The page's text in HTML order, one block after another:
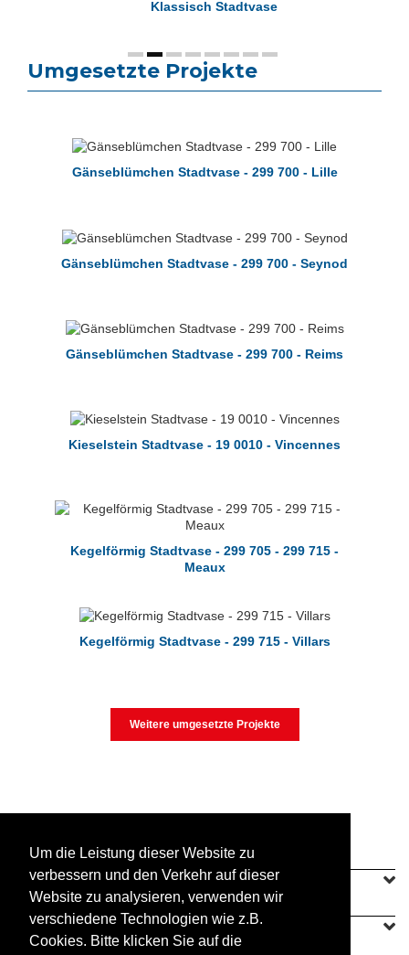
Um die Leistung dieser Website zu
verbessern und den Verkehr auf dieser
Website zu analysieren, verwenden wir
verschiedene Technologien wie z.B.
Cookies. Bitte klicken Sie auf die
Klassisch Stadtvase
Umgesetzte Projekte
Gänseblümchen Stadtvase - 299 700 - Lille
Gänseblümchen Stadtvase - 299 700 - Seynod
Gänseblümchen Stadtvase - 299 700 - Reims
Kieselstein Stadtvase - 19 0010 - Vincennes
Kegelförmig Stadtvase - 299 705 - 299 715 -
Meaux
Kegelförmig Stadtvase - 299 715 - Villars
Weitere umgesetzte Projekte
UNSERE ANGEBOTE